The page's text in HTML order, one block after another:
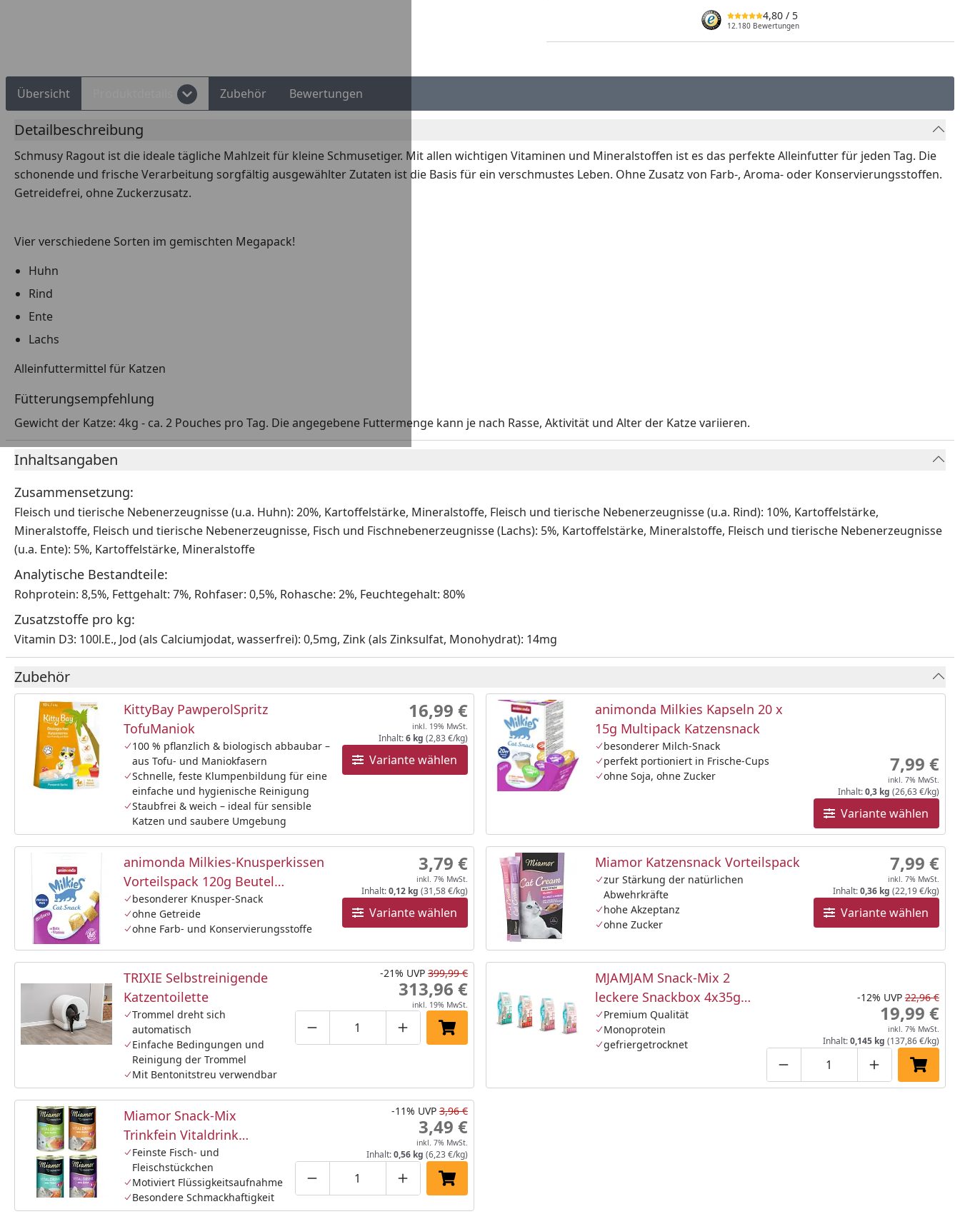
4,80 / 5
12.180 Bewertungen
Übersicht Zubehör Bewertungen
Detailbeschreibung
Schmusy Ragout ist die ideale tägliche Mahlzeit für kleine Schmusetiger. Mit allen wichtigen Vitaminen und Mineralstoffen ist es das perfekte Alleinfutter für jeden Tag. Die
schonende und frische Verarbeitung sorgfältig ausgewählter Zutaten ist die Basis für ein verschmustes Leben. Ohne Zusatz von Farb-, Aroma- oder Konservierungsstoffen.
Getreidefrei, ohne Zuckerzusatz.
Vier verschiedene Sorten im gemischten Megapack!
Huhn
Rind
Ente
Lachs
Alleinfuttermittel für Katzen
Fütterungsempfehlung
Gewicht der Katze: 4kg - ca. 2 Pouches pro Tag. Die angegebene Futtermenge kann je nach Rasse, Aktivität und Alter der Katze variieren.
Inhaltsangaben
Zusammensetzung:
Fleisch und tierische Nebenerzeugnisse (u.a. Huhn): 20%, Kartoffelstärke, Mineralstoffe, Fleisch und tierische Nebenerzeugnisse (u.a. Rind): 10%, Kartoffelstärke,
Mineralstoffe, Fleisch und tierische Nebenerzeugnisse, Fisch und Fischnebenerzeugnisse (Lachs): 5%, Kartoffelstärke, Mineralstoffe, Fleisch und tierische Nebenerzeugnisse
(u.a. Ente): 5%, Kartoffelstärke, Mineralstoffe
Analytische Bestandteile:
Rohprotein: 8,5%, Fettgehalt: 7%, Rohfaser: 0,5%, Rohasche: 2%, Feuchtegehalt: 80%
Zusatzstoffe pro kg:
Vitamin D3: 100l.E., Jod (als Calciumjodat, wasserfrei): 0,5mg, Zink (als Zinksulfat, Monohydrat): 14mg
Zubehör
KittyBay PawperolSpritz
TofuManiok
100 % pflanzlich & biologisch abbaubar –
aus Tofu- und Maniokfasern
Schnelle, feste Klumpenbildung für eine
einfache und hygienische Reinigung
Staubfrei & weich – ideal für sensible
Katzen und saubere Umgebung
Variante wählen
16,99 €
inkl. 19% MwSt.
Inhalt:6 kg (2,83 €/kg)
animonda Milkies Kapseln 20 x
15g Multipack Katzensnack
besonderer Milch-Snack
perfekt portioniert in Frische-Cups
ohne Soja, ohne Zucker
Variante wählen
7,99 €
inkl. 7% MwSt.
Inhalt:0,3 kg (26,63 €/kg)
animonda Milkies-Knusperkissen
Vorteilspack 120g Beutel
Katzensnack
besonderer Knusper-Snack
ohne Getreide
ohne Farb- und Konservierungsstoffe
Variante wählen
3,79 €
inkl. 7% MwSt.
Inhalt:0,12 kg (31,58 €/kg)
Miamor Katzensnack Vorteilspack
zur Stärkung der natürlichen
Abwehrkräfte
hohe Akzeptanz
ohne Zucker
Variante wählen
7,99 €
inkl. 7% MwSt.
Inhalt:0,36 kg (22,19 €/kg)
TRIXIE Selbstreinigende
Katzentoilette
Trommel dreht sich
automatisch
Einfache Bedingungen und
Reinigung der Trommel
Mit Bentonitstreu verwendbar
Produktmenge um eins verringern
Produktmenge manuell eingeben
Produktmenge um eins erhöhen
In den Einkaufswagen legen
-21% UVP 399,99 €
313,96 €
inkl. 19% MwSt.
MJAMJAM Snack-Mix 2
leckere Snackbox 4x35g
Katzensnack
Premium Qualität
Monoprotein
gefriergetrocknet
Produktmenge um eins
Produktmenge manuell
Produktmenge
In den
-12% UVP 22,96 €
19,99 €
inkl. 7% MwSt.
Inhalt:0,145 kg (137,86 €/kg)
Miamor Snack-Mix
Trinkfein Vitaldrink
4x135ml Dose
Katzensnack
Feinste Fisch- und
Fleischstückchen
Motiviert Flüssigkeitsaufnahme
Besondere Schmackhaftigkeit
Produktmenge um eins verringern
Produktmenge manuell eingeben
Produktmenge um eins erhöhen
In den Einkaufswagen legen
-11% UVP 3,96 €
3,49 €
inkl. 7% MwSt.
Inhalt:0,56 kg (6,23 €/kg)